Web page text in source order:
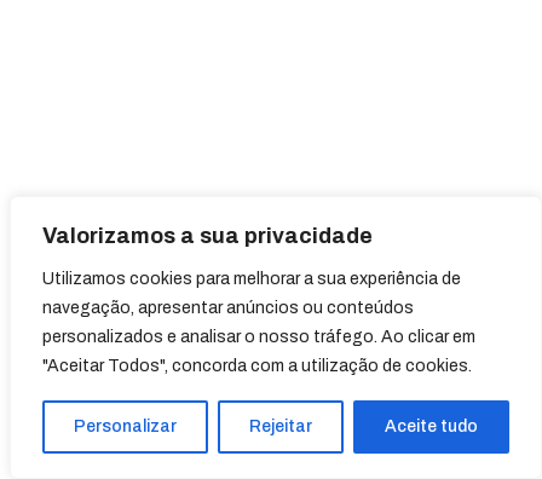
Valorizamos a sua privacidade
Utilizamos cookies para melhorar a sua experiência de
navegação, apresentar anúncios ou conteúdos
personalizados e analisar o nosso tráfego. Ao clicar em
"Aceitar Todos", concorda com a utilização de cookies.
Personalizar Rejeitar Aceite tudo